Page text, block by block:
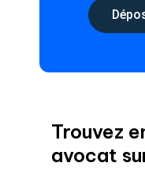
Trouvez
avocat